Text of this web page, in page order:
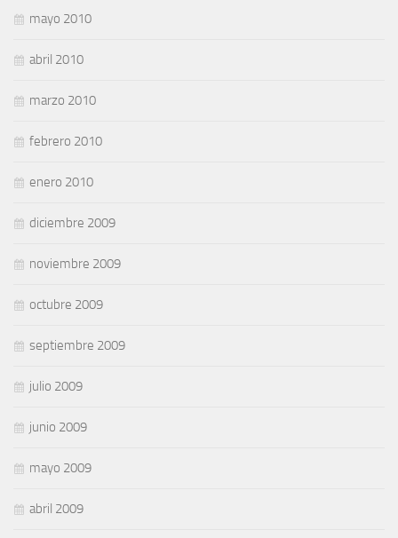
mayo 2010
abril 2010
marzo 2010
febrero 2010
enero 2010
diciembre 2009
noviembre 2009
octubre 2009
septiembre 2009
julio 2009
junio 2009
mayo 2009
abril 2009